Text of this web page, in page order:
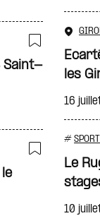
Ajouter
Saint-
les
16
# SPORT
Le
10